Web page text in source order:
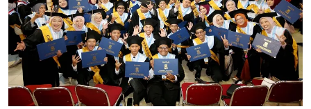
Ikuti Kami di: